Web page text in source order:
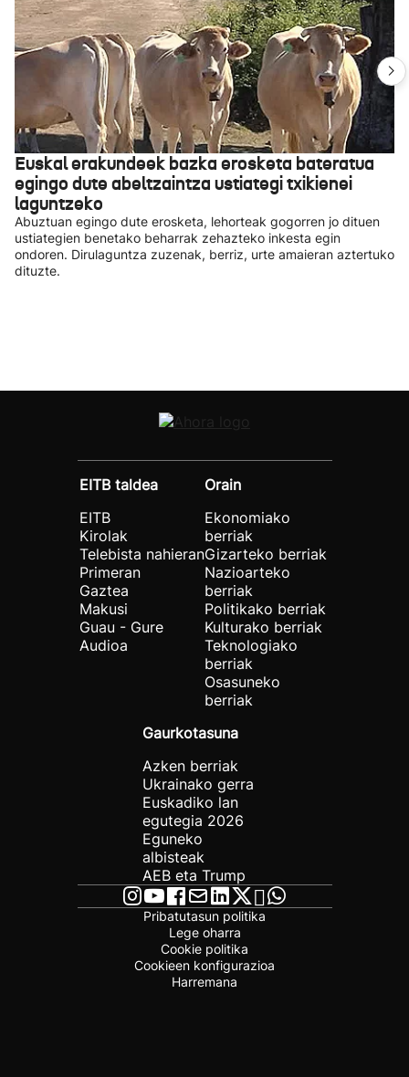
Euskal erakundeek bazka erosketa bateratua
egingo dute abeltzaintza ustiategi txikienei
laguntzeko
Abuztuan egingo dute erosketa, lehorteak gogorren jo dituen
ustiategien benetako beharrak zehazteko inkesta egin
ondoren. Dirulaguntza zuzenak, berriz, urte amaieran aztertuko
dituzte.
EITB taldea
EITB
Kirolak
Telebista nahieran
Primeran
Gaztea
Makusi
Guau - Gure
Audioa
Orain
Ekonomiako
berriak
Gizarteko berriak
Nazioarteko
berriak
Politikako berriak
Kulturako berriak
Teknologiako
berriak
Osasuneko
berriak
Gaurkotasuna
Azken berriak
Ukrainako gerra
Euskadiko lan
egutegia 2026
Eguneko
albisteak
AEB eta Trump
Pribatutasun politika
Lege oharra
Cookie politika
Cookieen konfigurazioa
Harremana